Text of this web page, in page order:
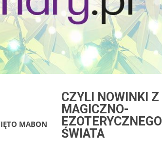
MABON
CZYLI NOWINKI Z
MAGICZNO-
EZOTERYCZNEGO
ŚWIATA